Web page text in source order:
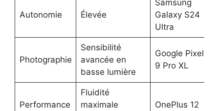
Autonomie Élevée
Samsung
Galaxy S24
Ultra
Photographie
Sensibilité
avancée en
basse lumière
Google Pixel
9 Pro XL
Performance
Fluidité
maximale
OnePlus 12